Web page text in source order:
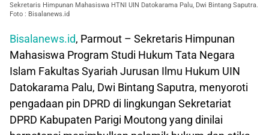
Sekretaris Himpunan Mahasiswa HTNI UIN Datokarama Palu, Dwi Bintang Saputra.
Foto : Bisalanews.id
Bisalanews.id, Parmout – Sekretaris Himpunan
Mahasiswa Program Studi Hukum Tata Negara
Islam Fakultas Syariah Jurusan Ilmu Hukum UIN
Datokarama Palu, Dwi Bintang Saputra, menyoroti
pengadaan pin DPRD di lingkungan Sekretariat
DPRD Kabupaten Parigi Moutong yang dinilai